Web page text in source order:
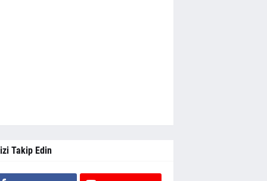
Takip Edin